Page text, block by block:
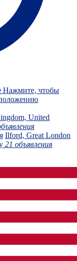
Нажмите, чтобы
United
Ilford, Great London
21 объявления